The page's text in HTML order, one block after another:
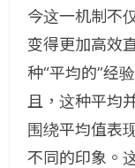
今这一机制不
变得更加高效
种“平均的”经
且，这种平均
围绕平均值表
不同的印象。